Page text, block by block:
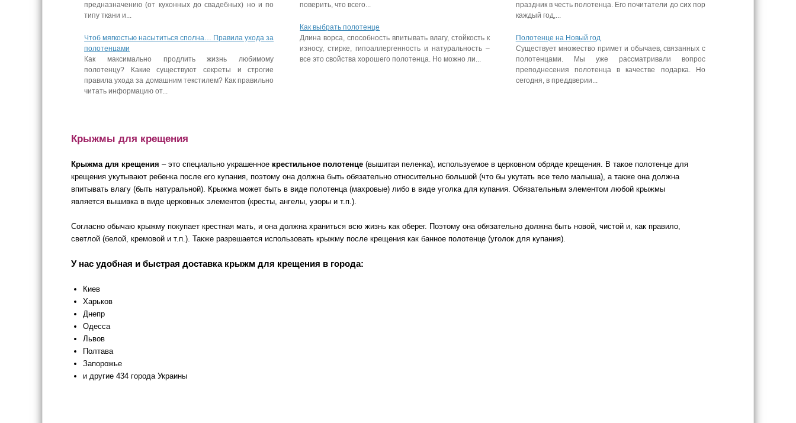
предназначению (от кухонных до свадебных) но и по
типу ткани и...
Чтоб мягкостью насытиться сполна… Правила ухода за
полотенцами
Как максимально продлить жизнь любимому
полотенцу? Какие существуют секреты и строгие
правила ухода за домашним текстилем? Как правильно
читать информацию от...
поверить, что всего...
Как выбрать полотенце
Длина ворса, способность впитывать влагу, стойкость к
износу, стирке, гипоаллергенность и натуральность –
все это свойства хорошего полотенца. Но можно ли...
праздник в честь полотенца. Его почитатели до сих пор
каждый год,...
Полотенце на Новый год
Существует множество примет и обычаев, связанных с
полотенцами. Мы уже рассматривали вопрос
преподнесения полотенца в качестве подарка. Но
сегодня, в преддверии...
Крыжмы для крещения
Крыжма для крещения – это специально украшенное крестильное полотенце (вышитая пеленка), используемое в церковном обряде крещения. В такое полотенце для
крещения укутывают ребенка после его купания, поэтому она должна быть обязательно относительно большой (что бы укутать все тело малыша), а также она должна
впитывать влагу (быть натуральной). Крыжма может быть в виде полотенца (махровые) либо в виде уголка для купания. Обязательным элементом любой крыжмы
является вышивка в виде церковных элементов (кресты, ангелы, узоры и т.п.).
Согласно обычаю крыжму покупает крестная мать, и она должна храниться всю жизнь как оберег. Поэтому она обязательно должна быть новой, чистой и, как правило,
светлой (белой, кремовой и т.п.). Также разрешается использовать крыжму после крещения как банное полотенце (уголок для купания).
У нас удобная и быстрая доставка крыжм для крещения в города:
Киев
Харьков
Днепр
Одесса
Львов
Полтава
Запорожье
и другие 434 города Украины